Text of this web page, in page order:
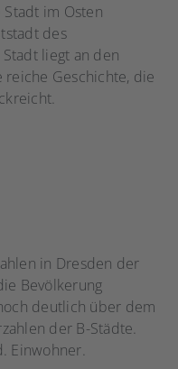
im Osten
des
liegt an den
Geschichte, die
in Dresden der
Bevölkerung
deutlich über dem
der B-Städte.
Einwohner.